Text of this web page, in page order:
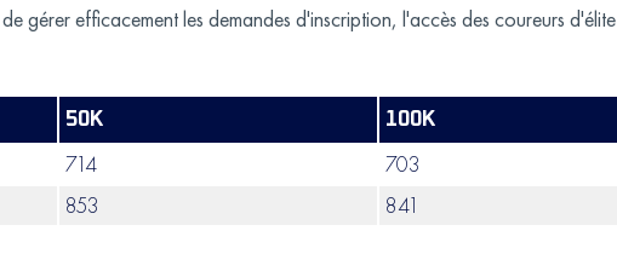
gérer efficacement les demandes d'inscription, l'accès des coureurs
50K 100K
714 703
853 841